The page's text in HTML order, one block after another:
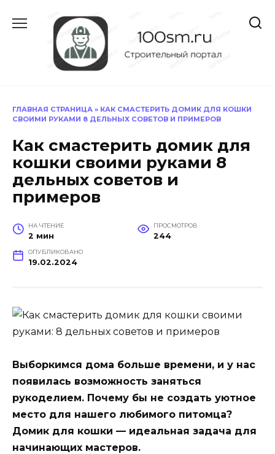
содержанию
ГЛАВНАЯ СТРАНИЦА » КАК СМАСТЕРИТЬ ДОМИК ДЛЯ КОШКИ
СВОИМИ РУКАМИ 8 ДЕЛЬНЫХ СОВЕТОВ И ПРИМЕРОВ
Как смастерить домик для
кошки своими руками 8
дельных советов и
примеров
НА ЧТЕНИЕ
2 мин
ПРОСМОТРОВ
244
ОПУБЛИКОВАНО
19.02.2024
Выборкимся дома больше времени, и у нас
появилась возможность заняться
рукоделием. Почему бы не создать уютное
место для нашего любимого питомца?
Домик для кошки — идеальная задача для
начинающих мастеров.